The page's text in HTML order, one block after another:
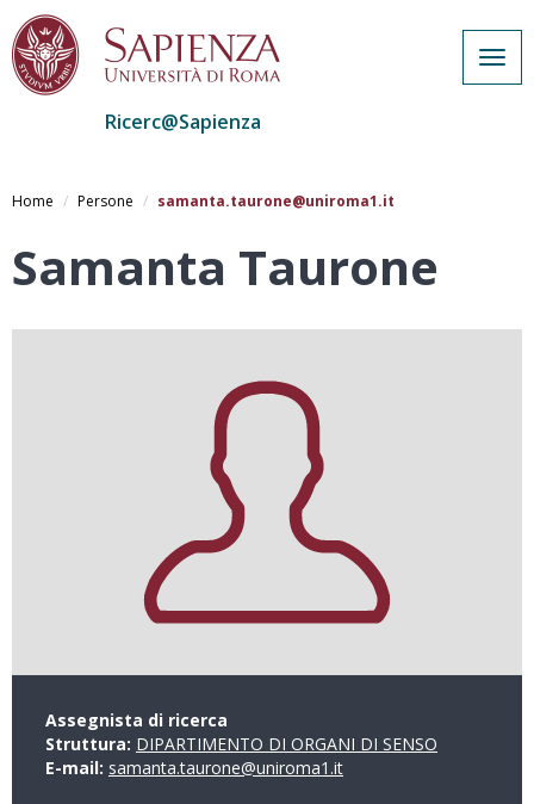
al
Ricerc@Sapienza
Home Persone samanta.taurone@uniroma1.it
Samanta Taurone
Assegnista di ricerca
Struttura: DIPARTIMENTO DI ORGANI DI SENSO
E-mail: samanta.taurone@uniroma1.it